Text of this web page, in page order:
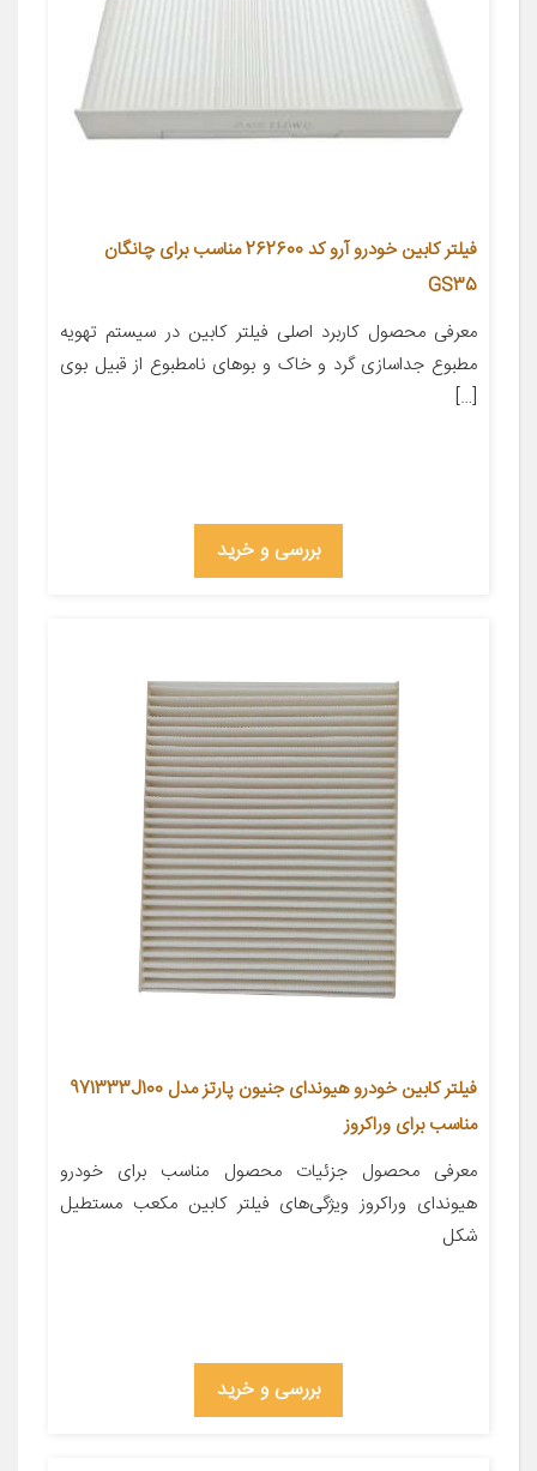
فیلتر کابین خودرو آرو کد 262600 مناسب برای چانگان
GS35
معرفی محصول کاربرد اصلی فیلتر کابین در سیستم تهویه
مطبوع جداسازی گرد و خاک و بوهای نامطبوع از قبیل بوی
[…]
بررسی و خرید
فیلتر کابین خودرو هیوندای جنیون پارتز مدل 971333J100
مناسب برای وراکروز
معرفی محصول جزئیات محصول مناسب برای خودرو
هیوندای وراکروز ویژگی‌های فیلتر کابین مکعب مستطیل
شکل
بررسی و خرید